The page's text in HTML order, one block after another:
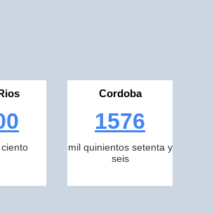
Cordoba
1576
mil quinientos setenta y
seis